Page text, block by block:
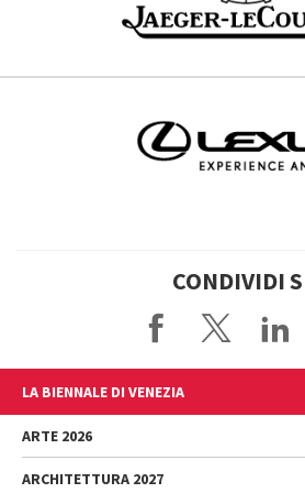
CONDIVIDI
LA BIENNALE DI VENEZIA
L'Istituzione
Cariche istituzionali
Storia
ARTE 2026
Esposizione
ARCHITETTURA 2027